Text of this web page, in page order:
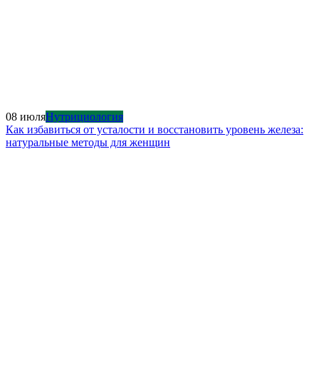
08 июляНутрициология
Как избавиться от усталости и восстановить уровень железа:
натуральные методы для женщин